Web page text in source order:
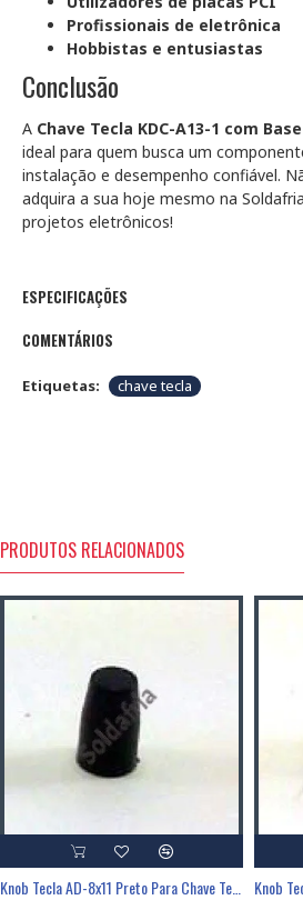
Profissionais de eletrônica
Hobbistas e entusiastas
Conclusão
A Chave Tecla KDC-A13-1 com
ideal para quem busca um
instalação e desempenho confiável.
adquira a sua hoje mesmo na
projetos eletrônicos!
ESPECIFICAÇÕES
COMENTÁRIOS
Etiquetas: chave tecla
PRODUTOS RELACIONADOS